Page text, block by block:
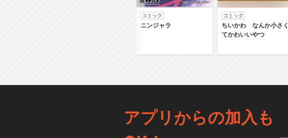
コミック
ニンジャラ
コミック
ちいかわ なんか小さく
てかわいいやつ
アプリからの加入も